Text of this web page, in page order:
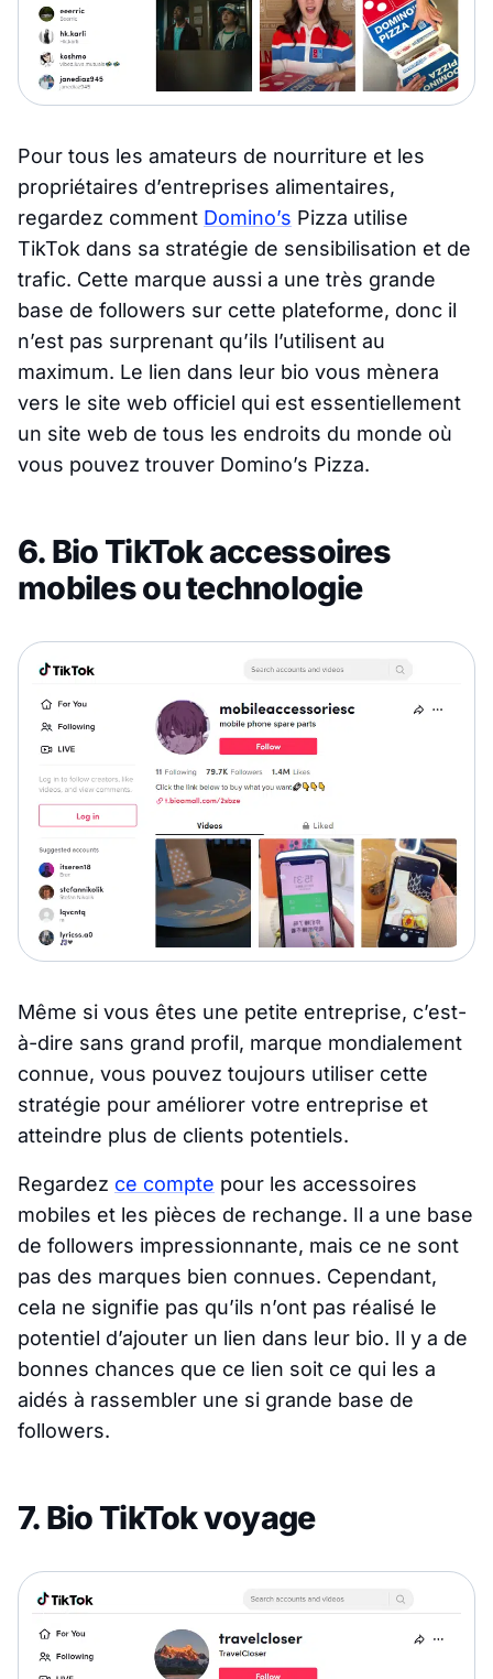
Pour tous les amateurs de nourriture et les
propriétaires d’entreprises alimentaires,
regardez comment Domino’s Pizza utilise
TikTok dans sa stratégie de sensibilisation et de
trafic. Cette marque aussi a une très grande
base de followers sur cette plateforme, donc il
n’est pas surprenant qu’ils l’utilisent au
maximum. Le lien dans leur bio vous mènera
vers le site web officiel qui est essentiellement
un site web de tous les endroits du monde où
vous pouvez trouver Domino’s Pizza.
6. Bio TikTok accessoires
mobiles ou technologie
Même si vous êtes une petite entreprise, c’est-
à-dire sans grand profil, marque mondialement
connue, vous pouvez toujours utiliser cette
stratégie pour améliorer votre entreprise et
atteindre plus de clients potentiels.
Regardez ce compte pour les accessoires
mobiles et les pièces de rechange. Il a une base
de followers impressionnante, mais ce ne sont
pas des marques bien connues. Cependant,
cela ne signifie pas qu’ils n’ont pas réalisé le
potentiel d’ajouter un lien dans leur bio. Il y a de
bonnes chances que ce lien soit ce qui les a
aidés à rassembler une si grande base de
followers.
7. Bio TikTok voyage